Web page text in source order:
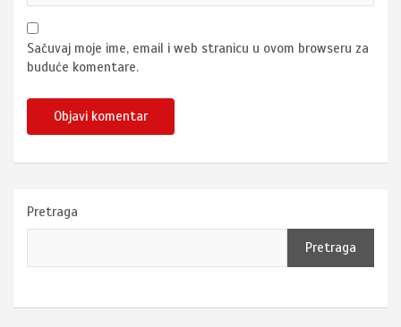
Sačuvaj moje ime, email i web stranicu u ovom browseru za
buduće komentare.
Pretraga
Pretraga